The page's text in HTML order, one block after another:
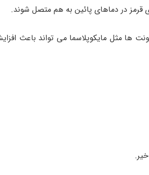
در دماهای پائین به هم متصل شوند.
ها مثل مایکوپلاسما می تواند باعث